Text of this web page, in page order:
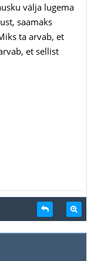
välja lugema
saamaks
ta arvab, et
et sellist